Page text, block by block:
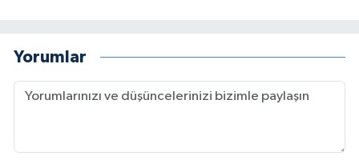
Yorumlar